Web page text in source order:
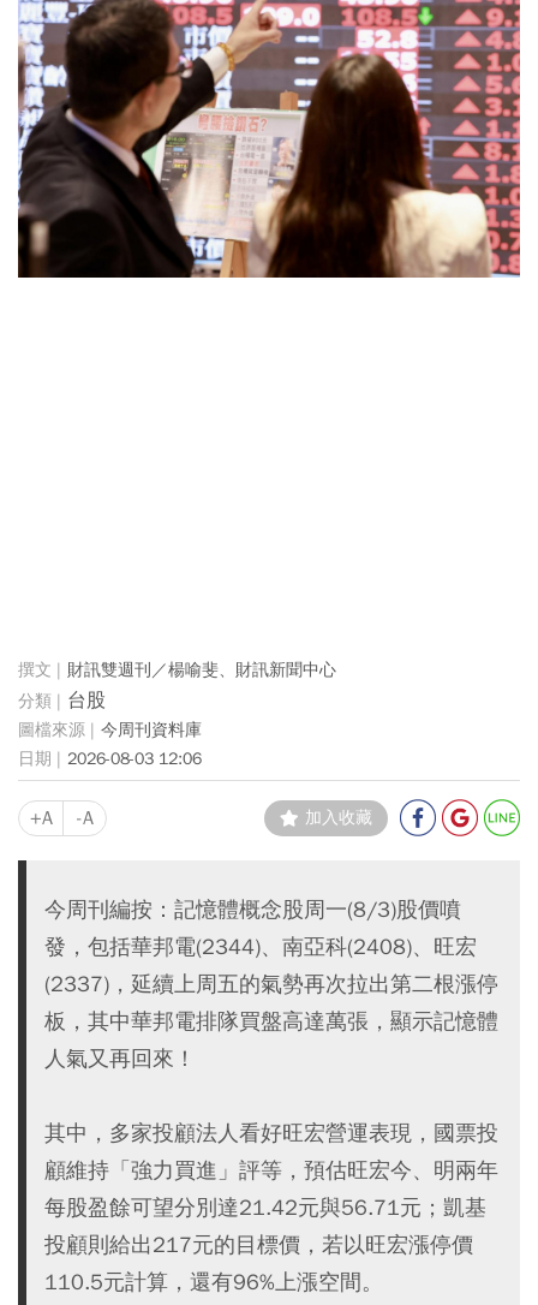
財訊雙週刊／楊喻斐、財訊新聞中心
台股
今周刊資料庫
2026-08-03 12:06
+A -A 加入收藏
今周刊編按：記憶體概念股周一(8/3)股價噴
發，包括華邦電(2344)、南亞科(2408)、旺宏
(2337)，延續上周五的氣勢再次拉出第二根漲停
板，其中華邦電排隊買盤高達萬張，顯示記憶體
人氣又再回來！
其中，多家投顧法人看好旺宏營運表現，國票投
顧維持「強力買進」評等，預估旺宏今、明兩年
每股盈餘可望分別達21.42元與56.71元；凱基
投顧則給出217元的目標價，若以旺宏漲停價
110.5元計算，還有96%上漲空間。